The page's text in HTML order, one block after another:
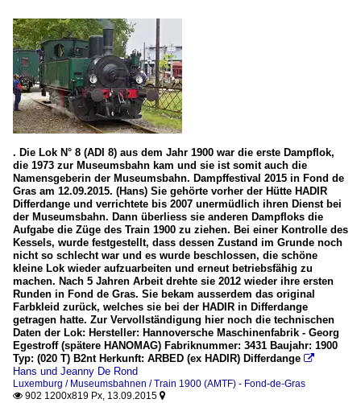
. Die Lok N° 8 (ADI 8) aus dem Jahr 1900 war die erste Dampflok,
die 1973 zur Museumsbahn kam und sie ist somit auch die
Namensgeberin der Museumsbahn. Dampffestival 2015 in Fond de
Gras am 12.09.2015. (Hans) Sie gehörte vorher der Hütte HADIR
Differdange und verrichtete bis 2007 unermüdlich ihren Dienst bei
der Museumsbahn. Dann überliess sie anderen Dampfloks die
Aufgabe die Züge des Train 1900 zu ziehen. Bei einer Kontrolle des
Kessels, wurde festgestellt, dass dessen Zustand im Grunde noch
nicht so schlecht war und es wurde beschlossen, die schöne
kleine Lok wieder aufzuarbeiten und erneut betriebsfähig zu
machen. Nach 5 Jahren Arbeit drehte sie 2012 wieder ihre ersten
Runden in Fond de Gras. Sie bekam ausserdem das original
Farbkleid zurück, welches sie bei der HADIR in Differdange
getragen hatte. Zur Vervollständigung hier noch die technischen
Daten der Lok: Hersteller: Hannoversche Maschinenfabrik - Georg
Egestroff (spätere HANOMAG) Fabriknummer: 3431 Baujahr: 1900
Typ: (020 T) B2nt Herkunft: ARBED (ex HADIR) Differdange 
Hans und Jeanny De Rond
Luxemburg / Museumsbahnen / Train 1900 (AMTF) - Fond-de-Gras
 902 1200x819 Px, 13.09.2015 